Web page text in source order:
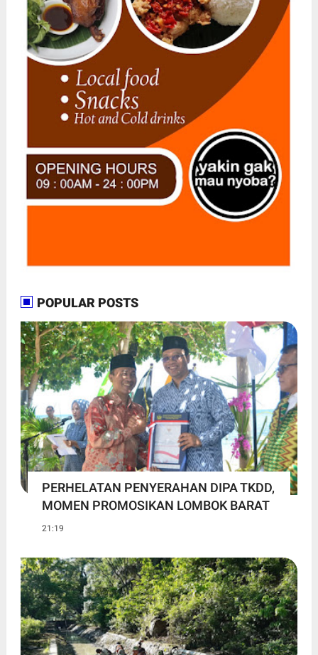
POPULAR POSTS
PERHELATAN PENYERAHAN DIPA TKDD,
MOMEN PROMOSIKAN LOMBOK BARAT
21:19